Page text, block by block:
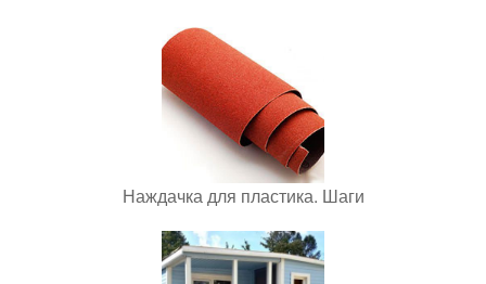
Наждачка для пластика. Шаги